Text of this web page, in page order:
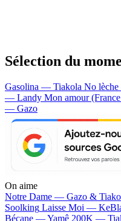
Sélection du
Gasolina — Tiakola No
— Landy Mon amour
— Gazo
On aime
Notre Dame — Gazo &
Soolking Laisse Moi —
Bécane —Yamê 200K —